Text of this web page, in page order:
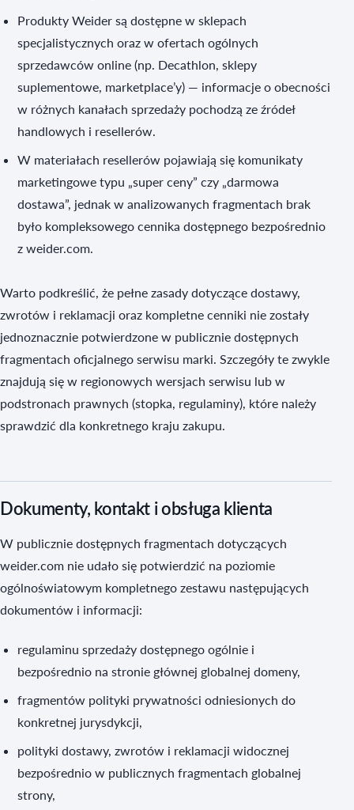
Produkty Weider są dostępne w sklepach
specjalistycznych oraz w ofertach ogólnych
sprzedawców online (np. Decathlon, sklepy
suplementowe, marketplace’y) — informacje o obecności
w różnych kanałach sprzedaży pochodzą ze źródeł
handlowych i resellerów.
W materiałach resellerów pojawiają się komunikaty
marketingowe typu „super ceny” czy „darmowa
dostawa”, jednak w analizowanych fragmentach brak
było kompleksowego cennika dostępnego bezpośrednio
z weider.com.
Warto podkreślić, że pełne zasady dotyczące dostawy,
zwrotów i reklamacji oraz kompletne cenniki nie zostały
jednoznacznie potwierdzone w publicznie dostępnych
fragmentach oficjalnego serwisu marki. Szczegóły te zwykle
znajdują się w regionowych wersjach serwisu lub w
podstronach prawnych (stopka, regulaminy), które należy
sprawdzić dla konkretnego kraju zakupu.
Dokumenty, kontakt i obsługa klienta
W publicznie dostępnych fragmentach dotyczących
weider.com nie udało się potwierdzić na poziomie
ogólnoświatowym kompletnego zestawu następujących
dokumentów i informacji:
regulaminu sprzedaży dostępnego ogólnie i
bezpośrednio na stronie głównej globalnej domeny,
fragmentów polityki prywatności odniesionych do
konkretnej jurysdykcji,
polityki dostawy, zwrotów i reklamacji widocznej
bezpośrednio w publicznych fragmentach globalnej
strony,